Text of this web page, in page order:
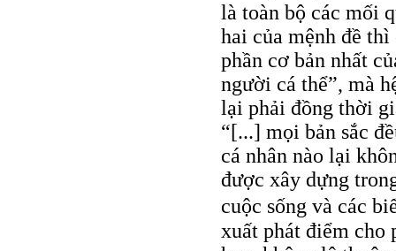
là toàn bộ các mối
hai của mệnh đề
phần cơ bản nhất
người cá thể”, mà
lại phải đồng thời
“[...] mọi bản sắc
cá nhân nào lại
được xây dựng
cuộc sống và các
xuất phát điểm cho